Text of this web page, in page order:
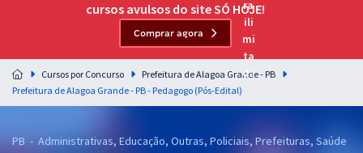
Residências Multiprofissionais
Preparação completa e intensiva para as principais
residências em saúde do Brasil
cursos avulsos do site SÓ HOJE!
Comprar agora
Cursos por Concurso
Prefeitura de Alagoa Grande - PB
Prefeitura de Alagoa Grande - PB - Pedagogo (Pós-Edital)
PB - Administrativas, Educação, Outras, Policiais, Prefeituras, Saúde